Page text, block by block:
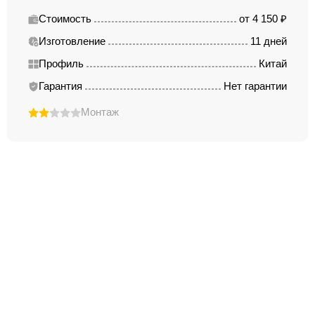
Стоимость
от 4 150 ₽
Изготовление
11 дней
Профиль
Китай
Гарантия
Нет гарантии
Монтаж